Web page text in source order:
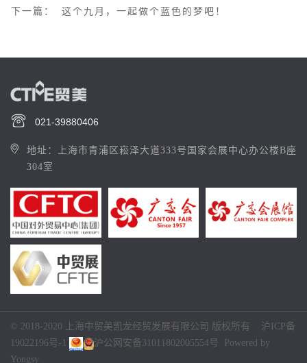
这个九月，一起做个蓝色的梦吧！
下一篇：
021-39880406
地址：上海市青浦区崧泽大道333号国家会展中心办公楼B座
304室
© 2018-2020 上海中贸美凯龙经贸发展有限公司 版权所有 沪ICP备
19022196号-1
沪公网安备31011802005554号
Powered by
Yongsy